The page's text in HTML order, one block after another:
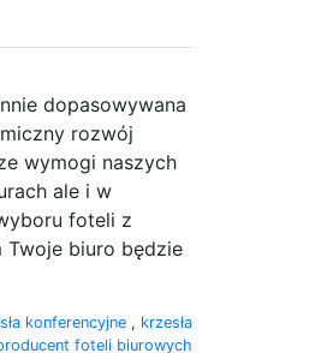
dopasowywana
rozwój
wymogi naszych
ale i w
foteli z
Twoje biuro będzie
konferencyjne , krzesła
foteli biurowych